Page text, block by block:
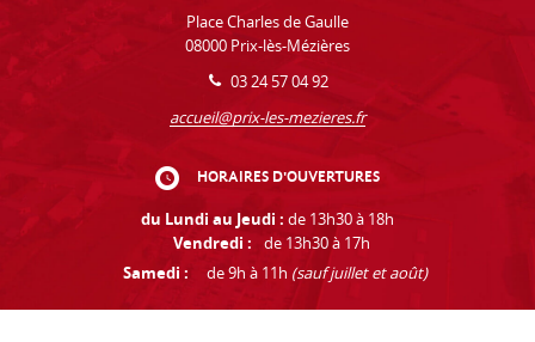
Place Charles de Gaulle
08000 Prix-lès-Mézières
03 24 57 04 92
accueil@prix-les-mezieres.fr
HORAIRES D'OUVERTURES
du Lundi au Jeudi : de 13h30 à 18h
Vendredi :
de 13h30 à 17h
Samedi :
de 9h à 11h (sauf juillet et août)